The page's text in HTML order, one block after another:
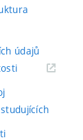
údajů
(externí